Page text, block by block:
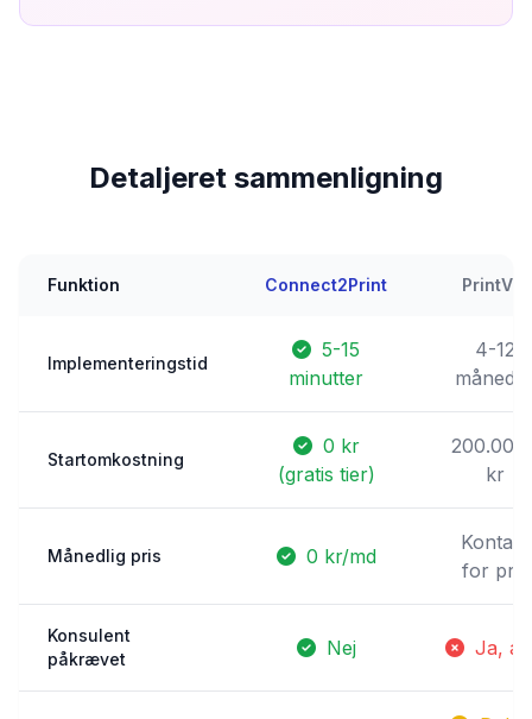
Detaljeret sammenligning
Funktion Connect2Print PrintVis
Implementeringstid
5-15
minutter
4-12
Startomkostning
0 kr
(gratis tier)
kr
Månedlig pris 0 kr/md
Kontakt
for pris
Konsulent
påkrævet
Nej Ja,